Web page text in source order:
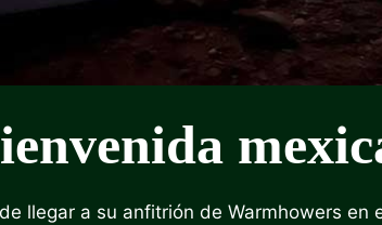
llegar a su anfitrión de Warmhowers en